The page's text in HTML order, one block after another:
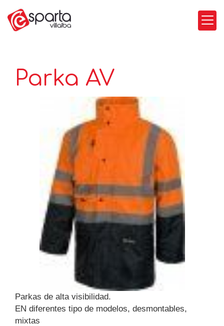
Parka AV
Parkas de alta visibilidad.
EN diferentes tipo de modelos, desmontables,
mixtas